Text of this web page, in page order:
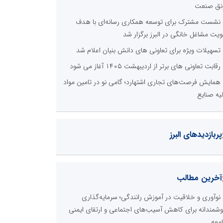
صنعت
نشست مشترک برای توسعه همکاری رسانه‌ای با هدف
مشاغل خانگی در البرز برگزار شد
تسهیلات ویژه برای تعاونی های دانش بنیان اعلام شد
رقابت تعاونی های برتر از اردیبهشت ۱۴۰۵ آغاز می شود
همایش فرصت‌های تجاری اشتهارد؛ گامی نو در تامین مواد
صنایع
پربازدیدهای البرز
آخرین مطالب
نوآوری و خلاقیت در آموزش رانندگی؛ سرمایه‌گذاری
برای کاهش آسیب‌های اجتماعی و ارتقای ایمنی